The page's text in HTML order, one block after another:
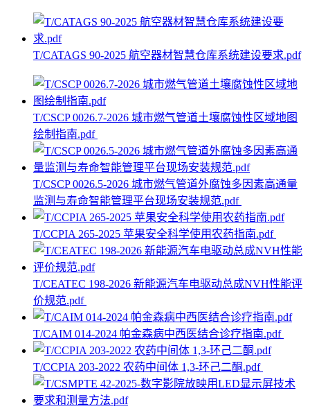
T/CATAGS 90-2025 航空器材智慧仓库系统建设要求.pdf
T/CSCP 0026.7-2026 城市燃气管道土壤腐蚀性区域地图
绘制指南.pdf
T/CSCP 0026.5-2026 城市燃气管道外腐蚀多因素高通量
监测与寿命智能管理平台现场安装规范.pdf
T/CCPIA 265-2025 苹果安全科学使用农药指南.pdf
T/CEATEC 198-2026 新能源汽车电驱动总成NVH性能评
价规范.pdf
T/CAIM 014-2024 帕金森病中西医结合诊疗指南.pdf
T/CCPIA 203-2022 农药中间体 1,3-环己二酮.pdf